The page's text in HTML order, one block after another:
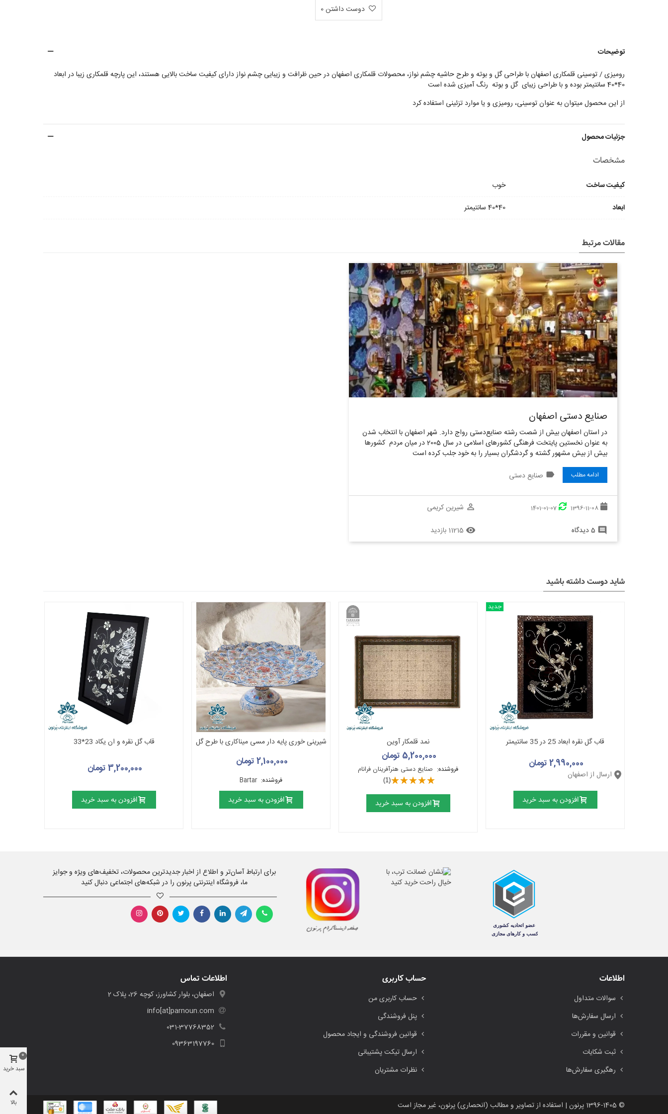
دوست داشتن0
توضیحات
رومیزی / توسینی قلمکاری اصفهان با طراحی گل و بوته و طرح حاشیه چشم نواز، محصولات قلمکاری اصفهان در حین ظرافت و زیبایی چشم نواز دارای کیفیت ساخت بالایی هستند، این پارچه قلمکاری زیبا در ابعاد
40*40 سانتیمتر بوده و با طراحی زیبای گل و بوته رنگ آمیزی شده است
از این محصول میتوان به عنوان توسینی، رومیزی و یا موارد تزئینی استفاده کرد
جزئیات محصول
مشخصات
کیفیت ساخت
خوب
ابعاد
40*40 سانتیمتر
مقالات مرتبط
صنایع دستی اصفهان
در استان اصفهان بیش از شصت رشته صنایع‌دستی رواج دارد. شهر اصفهان با انتخاب شدن
به عنوان نخستین پایتخت فرهنگی کشورهای اسلامی در سال 2005 در میان مردم کشورها
بیش از بیش مشهور گشته و گردشگران بسیار را به خود جلب کرده است
ادامه مطلب label صنایع دستی
1396-11-08
1401-01-07
perm_identity شیرین کریمی
comment 5 دیدگاه remove_red_eye 11215 بازدید
شاید دوست داشته باشید
جدید
قاب گل نقره ابعاد 25 در 35 سانتیمتر
2,990,000 تومان
ارسال از اصفهان
افزودن به سبد خرید
نمد قلمکار آوین
5,200,000 تومان
فروشنده: صنایع دستی هنرآفرینان فرانام
(1)
افزودن به سبد خرید
شیرینی خوری پایه دار مسی میناکاری با طرح گل
2,100,000 تومان
فروشنده: Bartar
افزودن به سبد خرید
قاب گل نقره و ان یکاد 23*33
3,200,000 تومان
افزودن به سبد خرید
برای ارتباط آسان‌تر و اطلاع از اخبار جدیدترین محصولات، تخفیف‌های ویژه و جوایز
ما، فروشگاه اینترنتی پرنون را در شبکه‌های اجتماعی دنبال کنید
اطلاعات
سوالات متداول
ارسال سفارش‌ها
قوانین و مقررات
ثبت شکایات
رهگیری سفارش‌ها
حساب کاربری
حساب کاربری من
پنل فروشندگی
قوانین فروشندگی و ایجاد محصول
ارسال تیکت پشتیبانی
نظرات مشتریان
اطلاعات تماس
اصفهان، بلوار کشاورز، کوچه 26، پلاک 2
info[at]parnoun.com
031-37768352
09363197760
© 1396-1405 پرنون | استفاده از تصاویر و مطالب (انحصاری) پرنون، غیر مجاز است
سبد خرید
0
بالا